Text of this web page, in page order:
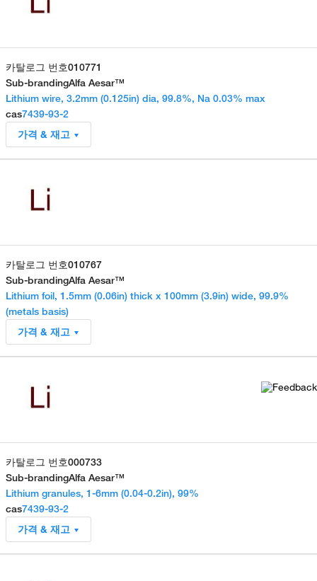
카탈로그 번호010771
Sub-brandingAlfa Aesar™
Lithium wire, 3.2mm (0.125in) dia, 99.8%, Na 0.03% max
cas7439-93-2
가격 & 재고
카탈로그 번호010767
Sub-brandingAlfa Aesar™
Lithium foil, 1.5mm (0.06in) thick x 100mm (3.9in) wide, 99.9%
(metals basis)
가격 & 재고
카탈로그 번호000733
Sub-brandingAlfa Aesar™
Lithium granules, 1-6mm (0.04-0.2in), 99%
cas7439-93-2
가격 & 재고